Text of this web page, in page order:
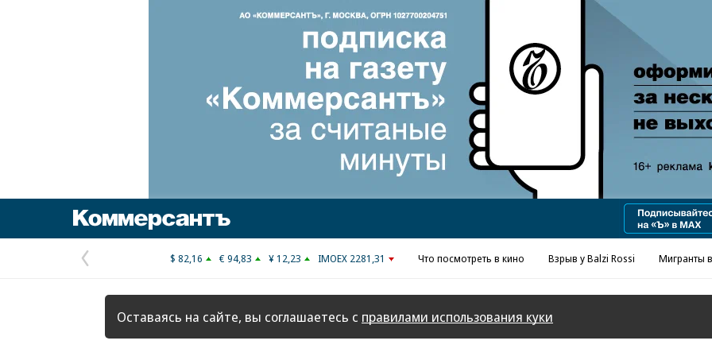
Реклама в «Ъ» www.kommersant.ru/ad
Предыдущая
страница
$ 82,16 € 94,83 ¥ 12,23 IMOEX 2281,31 Что посмотреть в кино Взрыв у Balzi Rossi Мигранты
Оставаясь на сайте, вы соглашаетесь с правилами использования куки